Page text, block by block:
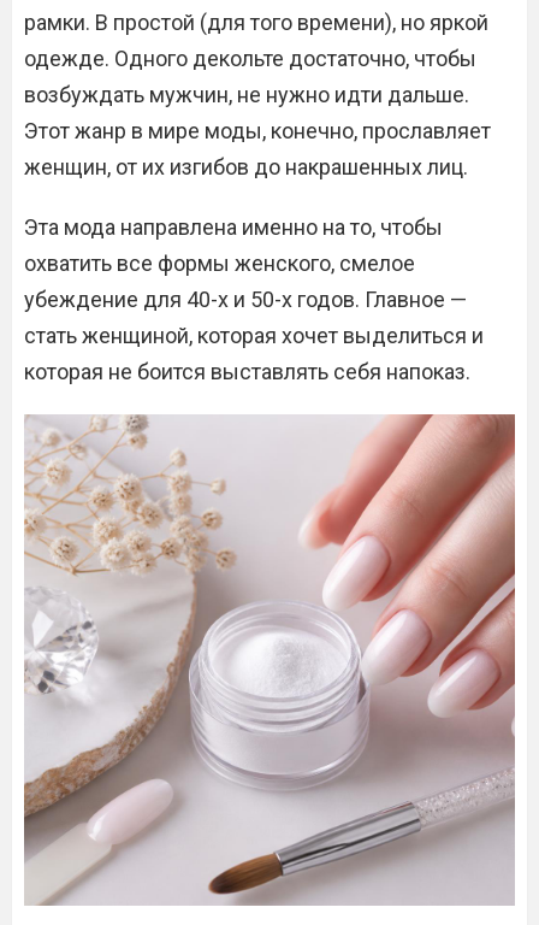
рамки. В простой (для того времени), но яркой
одежде. Одного декольте достаточно, чтобы
возбуждать мужчин, не нужно идти дальше.
Этот жанр в мире моды, конечно, прославляет
женщин, от их изгибов до накрашенных лиц.
Эта мода направлена именно на то, чтобы
охватить все формы женского, смелое
убеждение для 40-х и 50-х годов. Главное —
стать женщиной, которая хочет выделиться и
которая не боится выставлять себя напоказ.